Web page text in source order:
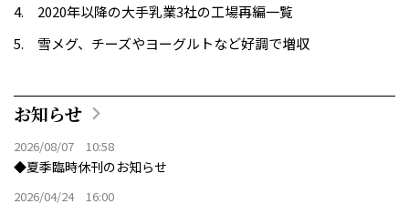
2020年以降の大手乳業3社の工場再編一覧
雪メグ、チーズやヨーグルトなど好調で増収
お知らせ
2026/08/07 10:58
◆夏季臨時休刊のお知らせ
2026/04/24 16:00